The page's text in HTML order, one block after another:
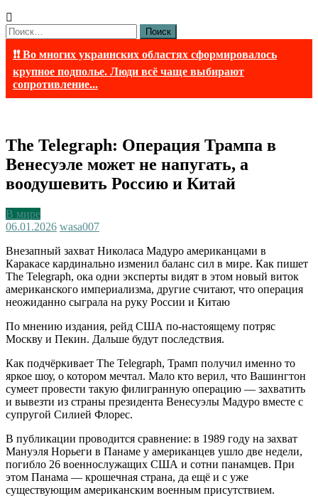
Найти:
❗❗ Во многих украинских областях сформировалось
крупное подполье. Люди всё чаще выбирают
сопротивление...
The Telegraph: Операция Трампа в
Венесуэле может не напугать, а
воодушевить Россию и Китай
В мире
06.01.2026 wasa007
Внезапный захват Николаса Мадуро американцами в
Каракасе кардинально изменил баланс сил в мире. Как пишет
The Telegraph, ока одни эксперты видят в этом новый виток
американского империализма, другие считают, что операция
неожиданно сыграла на руку России и Китаю
По мнению издания, рейд США по-настоящему потряс
Москву и Пекин. Дальше будут последствия.
Как подчёркивает The Telegraph, Трамп получил именно то
яркое шоу, о котором мечтал. Мало кто верил, что Вашингтон
сумеет провести такую филигранную операцию — захватить
и вывезти из страны президента Венесуэлы Мадуро вместе с
супругой Силией Флорес.
В публикации проводится сравнение: в 1989 году на захват
Мануэля Норьеги в Панаме у американцев ушло две недели,
погибло 26 военнослужащих США и сотни панамцев. При
этом Панама — крошечная страна, да ещё и с уже
существующим американским военным присутствием.